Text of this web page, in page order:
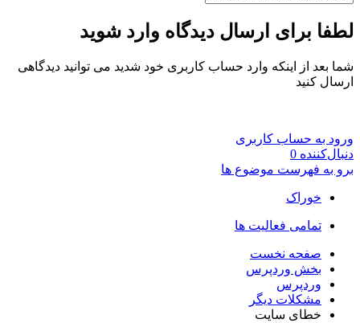
لطفا برای ارسال دیدگاه وارد شوید
شما بعد از اینکه وارد حساب کاربری خود شدید می توانید دیدگاهی
ارسال کنید
ورود به حساب کاربری
دنبال‌کننده 0
برو به فهرست موضوع ها
خوراک
تمامی فعالیت ها
صفحه نخست
بخش وردپرس
وردپرس
مشکلات دیگر
خطای سایت